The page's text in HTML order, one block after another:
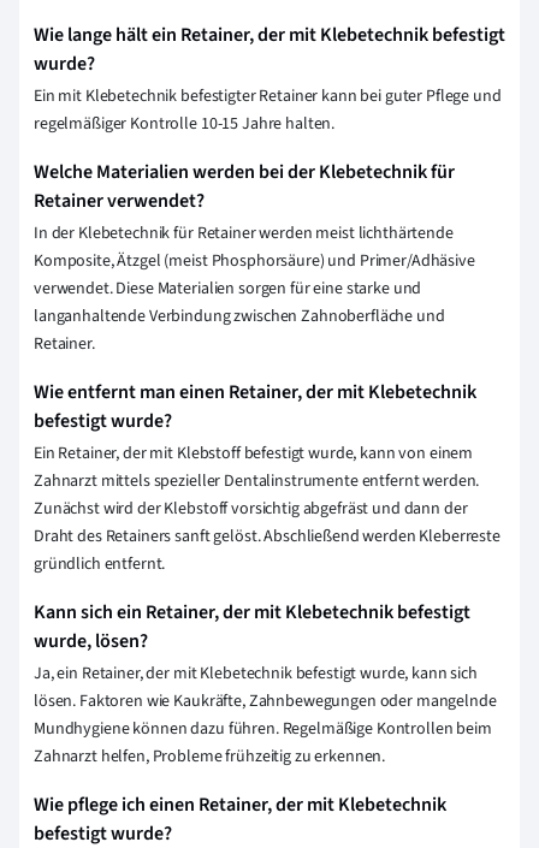
Wie lange hält ein Retainer, der mit Klebetechnik befestigt
wurde?
Ein mit Klebetechnik befestigter Retainer kann bei guter Pflege und
regelmäßiger Kontrolle 10-15 Jahre halten.
Welche Materialien werden bei der Klebetechnik für
Retainer verwendet?
In der Klebetechnik für Retainer werden meist lichthärtende
Komposite, Ätzgel (meist Phosphorsäure) und Primer/Adhäsive
verwendet. Diese Materialien sorgen für eine starke und
langanhaltende Verbindung zwischen Zahnoberfläche und
Retainer.
Wie entfernt man einen Retainer, der mit Klebetechnik
befestigt wurde?
Ein Retainer, der mit Klebstoff befestigt wurde, kann von einem
Zahnarzt mittels spezieller Dentalinstrumente entfernt werden.
Zunächst wird der Klebstoff vorsichtig abgefräst und dann der
Draht des Retainers sanft gelöst. Abschließend werden Kleberreste
gründlich entfernt.
Kann sich ein Retainer, der mit Klebetechnik befestigt
wurde, lösen?
Ja, ein Retainer, der mit Klebetechnik befestigt wurde, kann sich
lösen. Faktoren wie Kaukräfte, Zahnbewegungen oder mangelnde
Mundhygiene können dazu führen. Regelmäßige Kontrollen beim
Zahnarzt helfen, Probleme frühzeitig zu erkennen.
Wie pflege ich einen Retainer, der mit Klebetechnik
befestigt wurde?